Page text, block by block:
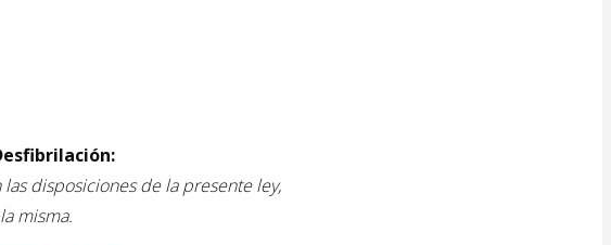
disposiciones de la presente ley,
misma.